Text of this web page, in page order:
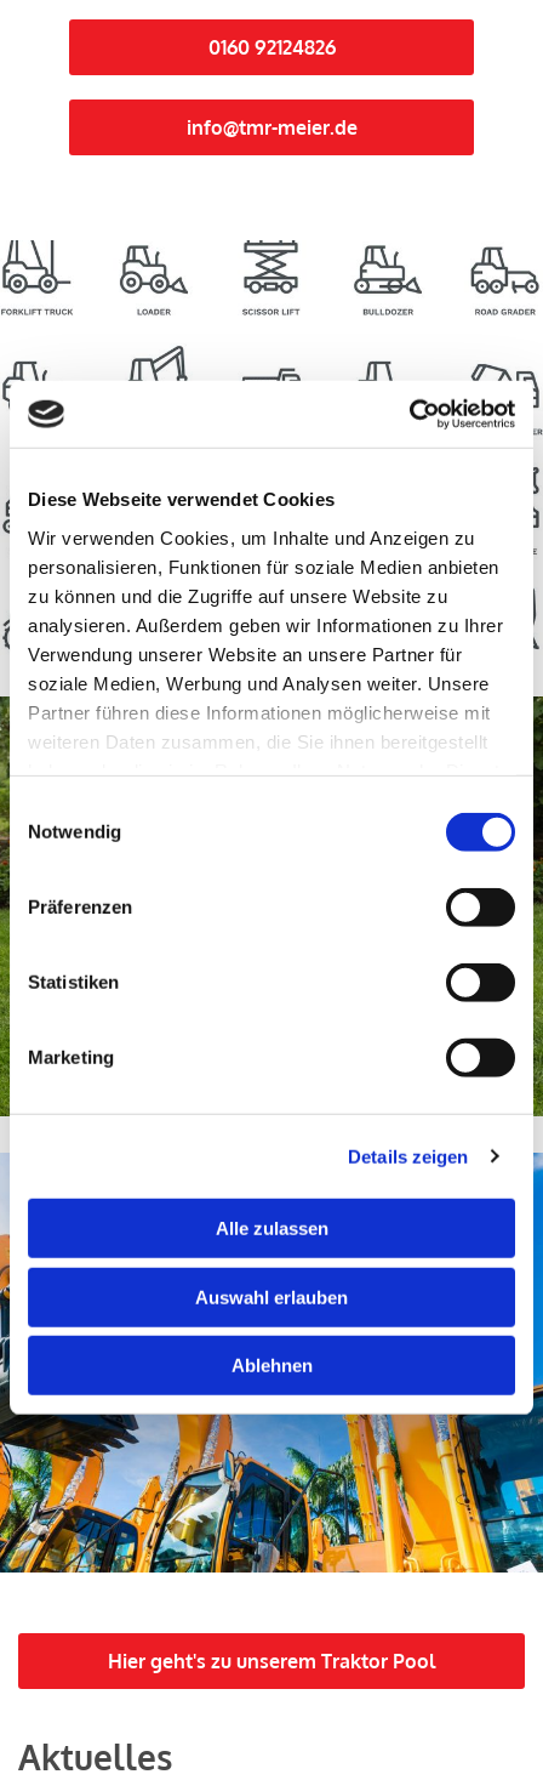
Diese Webseite verwendet Cookies
Wir verwenden Cookies, um Inhalte und Anzeigen zu
personalisieren, Funktionen für soziale Medien anbieten
zu können und die Zugriffe auf unsere Website zu
analysieren. Außerdem geben wir Informationen zu Ihrer
Verwendung unserer Website an unsere Partner für
soziale Medien, Werbung und Analysen weiter. Unsere
Partner führen diese Informationen möglicherweise mit
weiteren Daten zusammen, die Sie ihnen bereitgestellt
Einwilligungsauswahl
Notwendig
Präferenzen
Statistiken
Marketing
Details zeigen
Alle zulassen
Auswahl erlauben
Ablehnen
0160 92124826
info@tmr-meier.de
Reparatur und Wartung
Geräteverleih
Hier geht's zu unserem Traktor Pool
Aktuelles